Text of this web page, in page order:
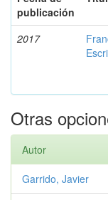
publicación
2017
Otras
Autor
Garrido, Javier